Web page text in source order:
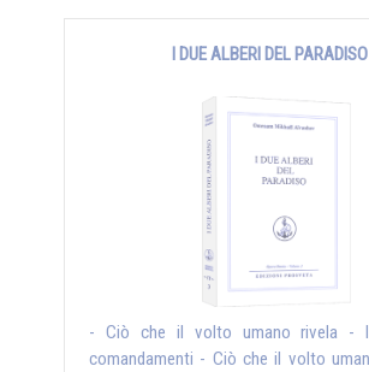
I DUE ALBERI DEL PARADISO
- Ciò che il volto umano rivela -
comandamenti - Ciò che il volto